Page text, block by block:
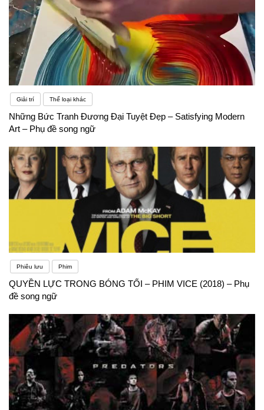
Giải trí Thể loại khác
Những Bức Tranh Đương Đại Tuyệt Đẹp – Satisfying Modern
Art – Phụ đề song ngữ
Phiêu lưu Phim
QUYỀN LỰC TRONG BÓNG TỐI – PHIM VICE (2018) – Phụ
đề song ngữ